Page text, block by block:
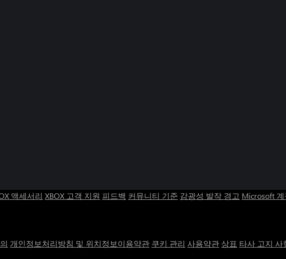
액세서리 XBOX 고객 지원 피드백 커뮤니티 기준 감광성 발작 경고 Microsoft
개인정보처리방침 및 위치정보이용약관 쿠키 관리 사용약관 상표 타사 고지 사